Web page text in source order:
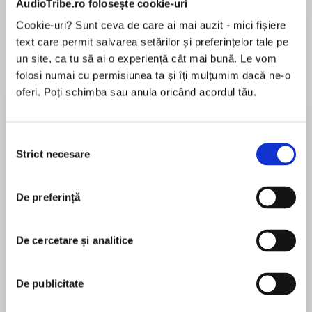
AudioTribe.ro folosește cookie-uri
Cookie-uri? Sunt ceva de care ai mai auzit - mici fișiere
text care permit salvarea setărilor și preferințelor tale pe
un site, ca tu să ai o experiență cât mai bună. Le vom
folosi numai cu permisiunea ta și îți mulțumim dacă ne-o
oferi. Poți schimba sau anula oricând acordul tău.
consimțământului
Strict necesare
De preferință
De cercetare și analitice
De publicitate
Desprecarte
On Christmas Eve, young Pip, an orphan being
raised by his sister and her husband,
prison ship, scares Pip into stealing him some
food and a file to grind away his leg shackle.
On Christmas Eve, young Pip, an orphan being
encounters a convict in the village churchyard.
The man, a convict who has escaped from a
prison ship, scares Pip into stealing him some
food and a file to grind away his leg shackle.
pentru această carte
Charles Dickens (1812–1870) a fost un scriitor